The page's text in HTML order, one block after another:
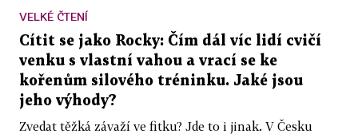
VELKÉ ČTENÍ
Cítit se jako Rocky: Čím dál víc lidí cvičí
venku s vlastní vahou a vrací se ke
kořenům silového tréninku. Jaké jsou
jeho výhody?
Zvedat těžká závaží ve fitku? Jde to i jinak. V Česku